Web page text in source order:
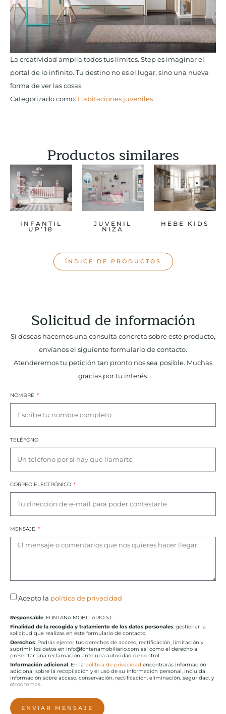
La creatividad amplia todos tus limites. Step es imaginar el
portal de lo infinito. Tu destino no es el lugar, sino una nueva
forma de ver las cosas.
Categorizado como: Habitaciones juveniles
Productos similares
INFANTIL
UP’18
JUVENIL
NIZA
HEBE KIDS
ÍNDICE DE PRODUCTOS
Solicitud de información
Si deseas hacernos una consulta concreta sobre este producto,
envíanos el siguiente formulario de contacto.
Atenderemos tu petición tan pronto nos sea posible. Muchas
gracias por tu interés.
NOMBRE
TELÉFONO
CORREO ELECTRÓNICO
MENSAJE
Acepto la política de privacidad
Responsable: FONTANA MOBILIARIO S.L.
Finalidad de la recogida y tratamiento de los datos personales: gestionar la
solicitud que realizas en este formulario de contacto.
Derechos: Podrás ejercer tus derechos de acceso, rectificación, limitación y
suprimir los datos en info@fontanamobiliario.com así como el derecho a
presentar una reclamación ante una autoridad de control.
Información adicional: En la política de privacidad encontrarás información
adicional sobre la recopilación y el uso de su información personal, incluida
información sobre acceso, conservación, rectificación, eliminación, seguridad, y
otros temas.
ENVIAR MENSAJE